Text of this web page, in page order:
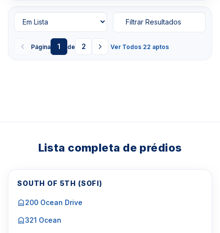
Página 1 de 2 Ver Todos 22 aptos
Filtrar Resultados
Lista completa de prédios
SOUTH OF 5TH (SOFI)
200 Ocean Drive
321 Ocean